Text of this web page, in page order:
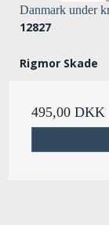
Danmark under
12827
Rigmor Skade
495,00 DKK